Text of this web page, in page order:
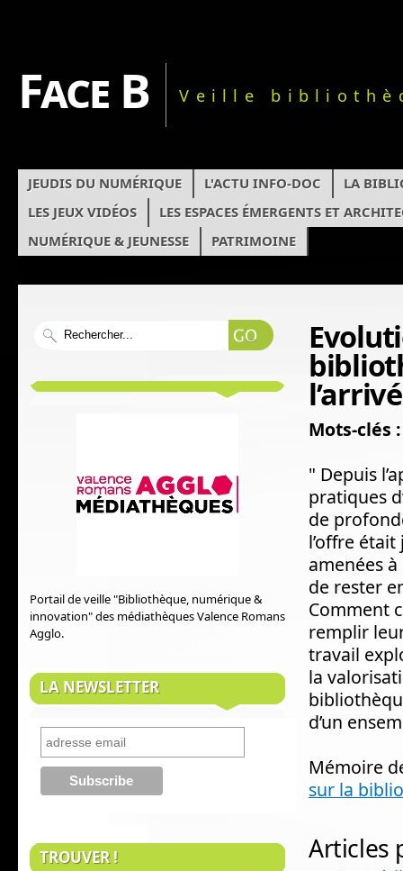
Face B Veille
JEUDIS DU NUMÉRIQUE L'ACTU INFO-DOC
LA
LES JEUX VIDÉOS
LES ESPACES ÉMERGENTS ET
NUMÉRIQUE & JEUNESSE
PATRIMOINE
Mots-clés :
" Depuis
pratiques
de
l’offre
amenées
de rester
Comment
remplir
travail
la
d’un
Mémoire
sur la
Articles
Portail de veille "Bibliothèque, numérique &
innovation" des médiathèques Valence Romans
Agglo.
LA NEWSLETTER
TROUVER !